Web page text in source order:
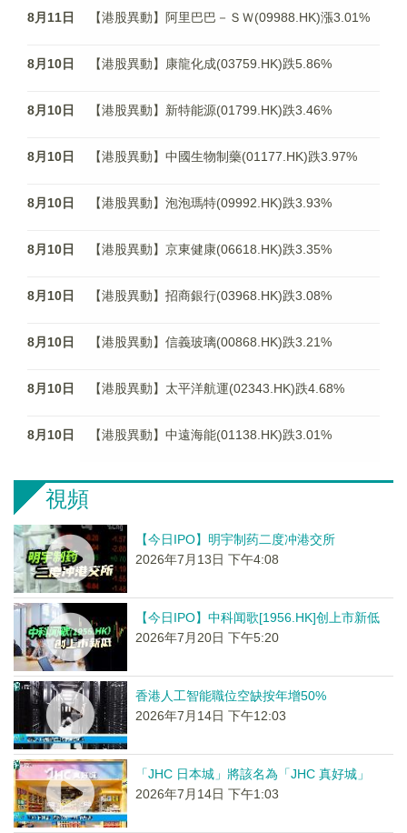
8月11日 【港股異動】阿里巴巴－ＳＷ(09988.HK)漲3.01%
8月10日 【港股異動】康龍化成(03759.HK)跌5.86%
8月10日 【港股異動】新特能源(01799.HK)跌3.46%
8月10日 【港股異動】中國生物制藥(01177.HK)跌3.97%
8月10日 【港股異動】泡泡瑪特(09992.HK)跌3.93%
8月10日 【港股異動】京東健康(06618.HK)跌3.35%
8月10日 【港股異動】招商銀行(03968.HK)跌3.08%
8月10日 【港股異動】信義玻璃(00868.HK)跌3.21%
8月10日 【港股異動】太平洋航運(02343.HK)跌4.68%
8月10日 【港股異動】中遠海能(01138.HK)跌3.01%
視頻
【今日IPO】明宇制药二度冲港交所
2026年7月13日 下午4:08
【今日IPO】中科闻歌[1956.HK]创上市新低
2026年7月20日 下午5:20
香港人工智能職位空缺按年增50%
2026年7月14日 下午12:03
「JHC 日本城」將該名為「JHC 真好城」
2026年7月14日 下午1:03